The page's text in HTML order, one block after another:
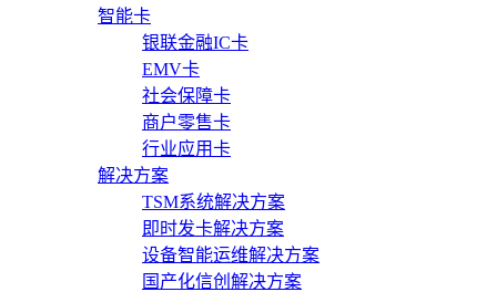
智能卡
银联金融IC卡
EMV卡
社会保障卡
商户零售卡
行业应用卡
解决方案
TSM系统解决方案
即时发卡解决方案
设备智能运维解决方案
国产化信创解决方案